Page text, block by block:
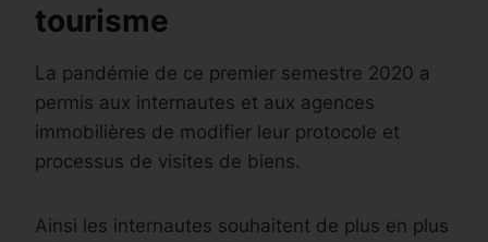
tourisme
La pandémie de ce premier semestre 2020 a
permis aux internautes et aux agences
immobilières de modifier leur protocole et
processus de visites de biens.
Ainsi les internautes souhaitent de plus en plus